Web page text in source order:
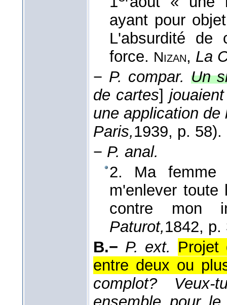
ayant pour
L'absurdité de
force. Nizan, La
− P. compar. Un
de cartes]
une application de
Paris,1939, p. 58).
− P. anal.
2. Ma femme
m'enlever
contre mon
Paturot,1842, p.
B.− P. ext. Projet
entre deux ou
complot?